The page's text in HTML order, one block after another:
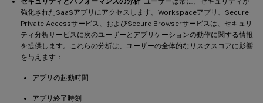
強化されたSaaSアプリにアクセスします。Workspaceアプリ、Secure
Private Accessサービス、およびSecure Browserサービスは、セキュリ
ティ分析サービスに次のユーザーとアプリケーションの動作に関する情報
を提供します。これらの分析は、ユーザーの全体的なリスクスコアに影響
を与えます：
アプリの起動時間
アプリ終了時刻